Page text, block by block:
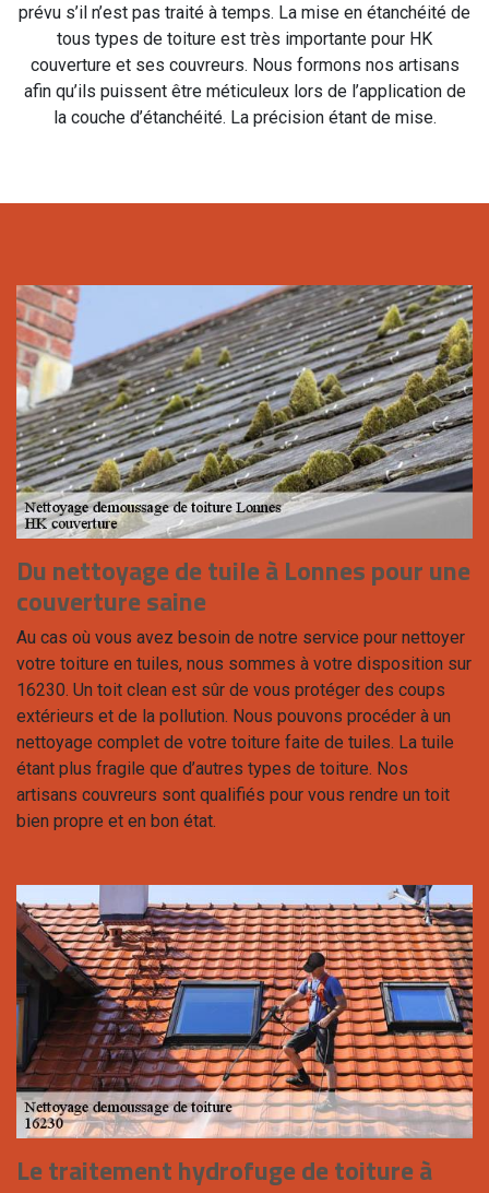
prévu s’il n’est pas traité à temps. La mise en étanchéité de
tous types de toiture est très importante pour HK
couverture et ses couvreurs. Nous formons nos artisans
afin qu’ils puissent être méticuleux lors de l’application de
la couche d’étanchéité. La précision étant de mise.
Du nettoyage de tuile à Lonnes pour une
couverture saine
Au cas où vous avez besoin de notre service pour nettoyer
votre toiture en tuiles, nous sommes à votre disposition sur
16230. Un toit clean est sûr de vous protéger des coups
extérieurs et de la pollution. Nous pouvons procéder à un
nettoyage complet de votre toiture faite de tuiles. La tuile
étant plus fragile que d’autres types de toiture. Nos
artisans couvreurs sont qualifiés pour vous rendre un toit
bien propre et en bon état.
Le traitement hydrofuge de toiture à